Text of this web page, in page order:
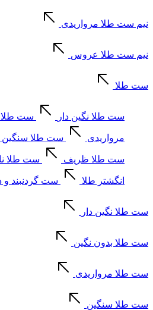
نیم ست طلا مرواریدی
نیم ست طلا عروس
ست طلا
ست طلا نگین دار ست طلا
مرواریدی ست طلا سنگین
ست طلا ظریف ست طلا
انگشتر طلا ست گردنبند و
ست طلا نگین دار
ست طلا بدون نگین
ست طلا مرواریدی
ست طلا سنگین